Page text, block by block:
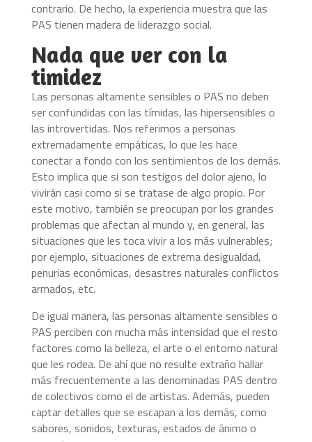
contrario. De hecho, la experiencia muestra que las
PAS tienen madera de liderazgo social.
Nada que ver con la
timidez
Las personas altamente sensibles o PAS no deben
ser confundidas con las tímidas, las hipersensibles o
las introvertidas. Nos referimos a personas
extremadamente empáticas, lo que les hace
conectar a fondo con los sentimientos de los demás.
Esto implica que si son testigos del dolor ajeno, lo
vivirán casi como si se tratase de algo propio. Por
este motivo, también se preocupan por los grandes
problemas que afectan al mundo y, en general, las
situaciones que les toca vivir a los más vulnerables;
por ejemplo, situaciones de extrema desigualdad,
penurias económicas, desastres naturales conflictos
armados, etc.
De igual manera, las personas altamente sensibles o
PAS perciben con mucha más intensidad que el resto
factores como la belleza, el arte o el entorno natural
que les rodea. De ahí que no resulte extraño hallar
más frecuentemente a las denominadas PAS dentro
de colectivos como el de artistas. Además, pueden
captar detalles que se escapan a los demás, como
sabores, sonidos, texturas, estados de ánimo o